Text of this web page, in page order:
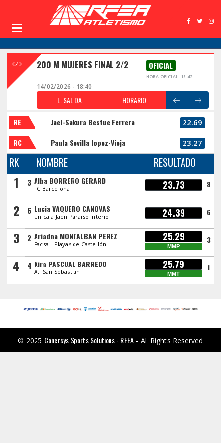
200 M MUJERES FINAL 2/2 OFICIAL
HORA OFICIAL: 18:42
14/02/2026 - 18:40
L. SALIDA HORARIO
RE Jael-Sakura Bestue Ferrera 22.69
RC Paula Sevilla lopez-Vieja 23.27
RK NOMBRE RESULTADO
1 3 Alba BORRERO GERARD
FC Barcelona 23.73 8
2 6 Lucia VAQUERO CANOVAS
Unicaja Jaen Paraiso Interior 24.39 6
3 2 Ariadna MONTALBAN PEREZ
Facsa - Playas de Castellón
25.29
MMP
3
4 4 Kira PASCUAL BARREDO
At. San Sebastian
25.79
MMT
1
© 2025 Conersys Sports Solutions - RFEA - All Rights Reserved